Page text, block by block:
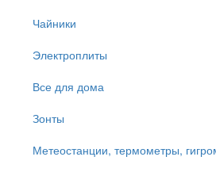
Чайники
Электроплиты
Все для дома
Зонты
Метеостанции, термометры,